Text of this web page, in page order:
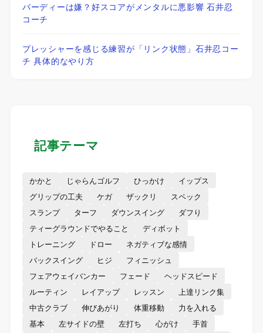
バーディーは嫌？好スコアがメンタルに悪影響 石井忍
コーチ
プレッシャーを感じる練習が「リンク状態」石井忍コー
チ 具体的なやり方
記事テーマ
かかと じゃらんゴルフ ひっかけ
イップス
グリップの工夫
ケガ ザックリ
スペック
スランプ
ターフ ダウンスイング
ダフり
ティーグラウンドでやること
ディボット
トレーニング
ドロー
ネガティブな感情
バックスイング
ヒジ
フィニッシュ
フェアウェイバンカー
フェード
ヘッドスピード
ルーティン
レイアップ レッスン
上達リンク集
中古クラブ
伸びあがり 体重移動
力を入れる
基本
左サイドの壁 左打ち 心がけ
手首